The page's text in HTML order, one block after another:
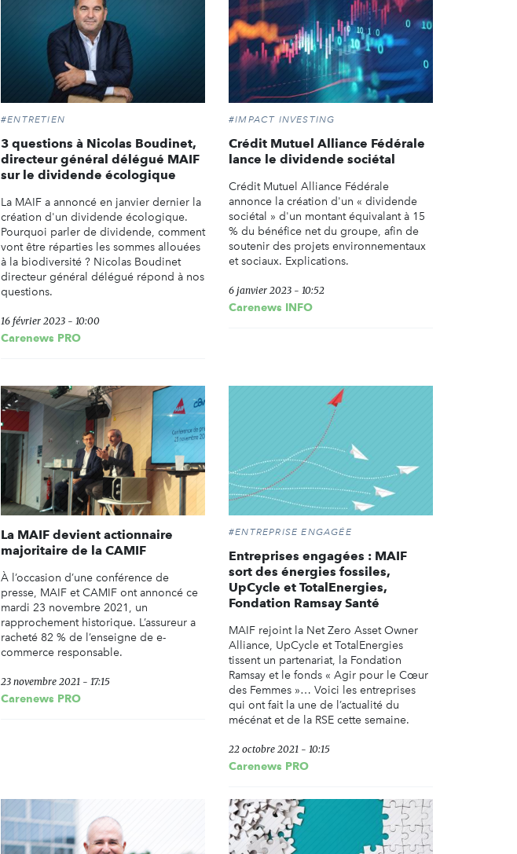
#ENTRETIEN
3 questions à Nicolas Boudinet,
directeur général délégué MAIF
sur le dividende écologique
La MAIF a annoncé en janvier dernier la
création d'un dividende écologique.
Pourquoi parler de dividende, comment
vont être réparties les sommes allouées
à la biodiversité ? Nicolas Boudinet
directeur général délégué répond à nos
questions.
16 février 2023 - 10:00
Carenews PRO
#IMPACT INVESTING
Crédit Mutuel Alliance Fédérale
lance le dividende sociétal
Crédit Mutuel Alliance Fédérale
annonce la création d'un « dividende
sociétal » d'un montant équivalant à 15
% du bénéfice net du groupe, afin de
soutenir des projets environnementaux
et sociaux. Explications.
6 janvier 2023 - 10:52
Carenews INFO
La MAIF devient actionnaire
majoritaire de la CAMIF
À l’occasion d’une conférence de
presse, MAIF et CAMIF ont annoncé ce
mardi 23 novembre 2021, un
rapprochement historique. L’assureur a
racheté 82 % de l’enseigne de e-
commerce responsable.
23 novembre 2021 - 17:15
Carenews PRO
#ENTREPRISE ENGAGÉE
Entreprises engagées : MAIF
sort des énergies fossiles,
UpCycle et TotalEnergies,
Fondation Ramsay Santé
MAIF rejoint la Net Zero Asset Owner
Alliance, UpCycle et TotalEnergies
tissent un partenariat, la Fondation
Ramsay et le fonds « Agir pour le Cœur
des Femmes »… Voici les entreprises
qui ont fait la une de l’actualité du
mécénat et de la RSE cette semaine.
22 octobre 2021 - 10:15
Carenews PRO